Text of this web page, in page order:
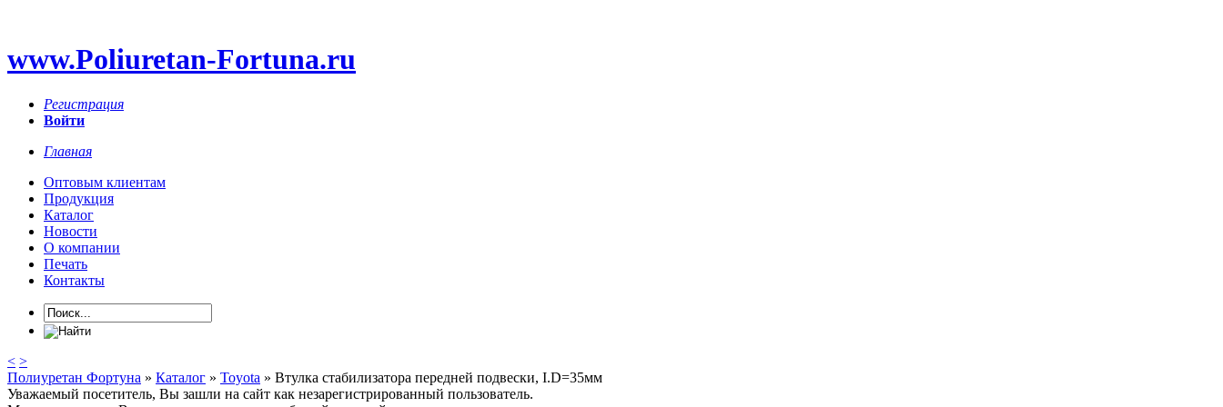
www.Poliuretan-Fortuna.ru
Регистрация
Войти
Главная
Оптовым клиентам
Продукция
Каталог
Новости
О компании
Печать
Контакты
< >
Полиуретан Фортуна » Каталог » Toyota » Втулка стабилизатора передней подвески, I.D=35мм
Уважаемый посетитель, Вы зашли на сайт как незарегистрированный пользователь.